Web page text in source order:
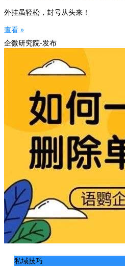
外挂虽轻松，封号从头来！
查看 »
企微研究院-发布
私域技巧